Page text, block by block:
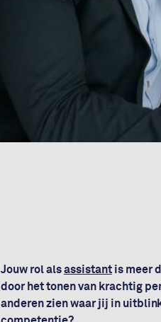
Jouw rol alsassistantis meer
door het tonen van krachtig
anderen zien waar jij in